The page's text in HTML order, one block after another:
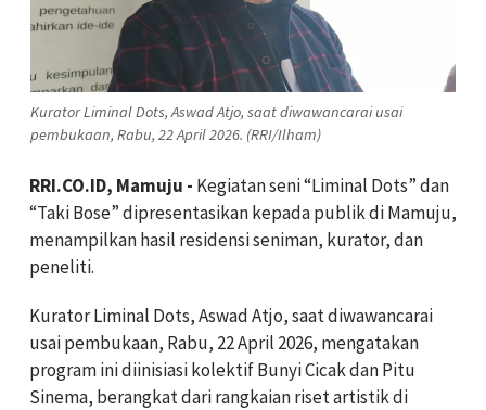
Kurator Liminal Dots, Aswad Atjo, saat diwawancarai usai
pembukaan, Rabu, 22 April 2026. (RRI/Ilham)
RRI.CO.ID, Mamuju - Kegiatan seni “Liminal Dots” dan
“Taki Bose” dipresentasikan kepada publik di Mamuju,
menampilkan hasil residensi seniman, kurator, dan
peneliti.
Kurator Liminal Dots, Aswad Atjo, saat diwawancarai
usai pembukaan, Rabu, 22 April 2026, mengatakan
program ini diinisiasi kolektif Bunyi Cicak dan Pitu
Sinema, berangkat dari rangkaian riset artistik di